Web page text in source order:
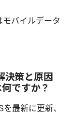
バイルデータ
決策と原因
ですか？
最新に更新、